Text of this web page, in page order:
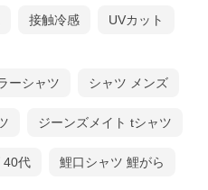
接触冷感 UVカット
ーシャツ シャツ メンズ
ジーンズメイト tシャツ
40代 鯉口シャツ 鯉がら